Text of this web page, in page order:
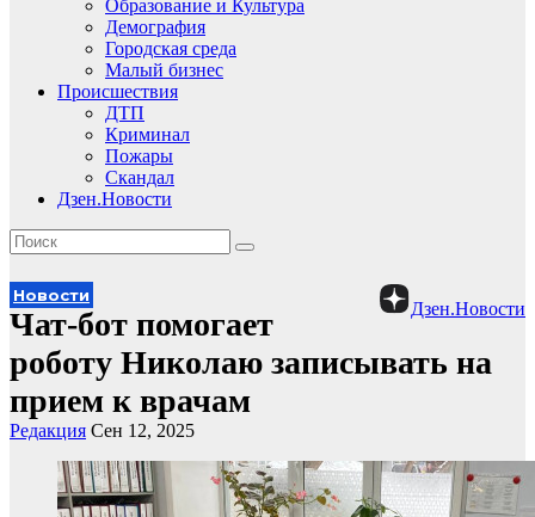
Образование и Культура
Демография
Городская среда
Малый бизнес
Происшествия
ДТП
Криминал
Пожары
Скандал
Дзен.Новости
Дзен.Новости
Новости
Чат-бот помогает
роботу Николаю записывать на
прием к врачам
Редакция Сен 12, 2025